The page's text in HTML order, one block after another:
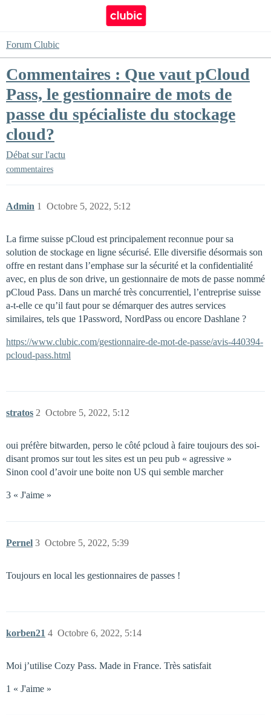
Forum Clubic
Commentaires : Que vaut pCloud
Pass, le gestionnaire de mots de
passe du spécialiste du stockage
cloud?
Débat sur l'actu
commentaires
Admin Octobre 5, 2022, 5:12
1
La firme suisse pCloud est principalement reconnue pour sa
solution de stockage en ligne sécurisé. Elle diversifie désormais son
offre en restant dans l’emphase sur la sécurité et la confidentialité
avec, en plus de son drive, un gestionnaire de mots de passe nommé
pCloud Pass. Dans un marché très concurrentiel, l’entreprise suisse
a-t-elle ce qu’il faut pour se démarquer des autres services
similaires, tels que 1Password, NordPass ou encore Dashlane ?
https://www.clubic.com/gestionnaire-de-mot-de-passe/avis-440394-
pcloud-pass.html
stratos Octobre 5, 2022, 5:12
2
oui préfère bitwarden, perso le côté pcloud à faire toujours des soi-
disant promos sur tout les sites est un peu pub « agressive »
Sinon cool d’avoir une boite non US qui semble marcher
3 « J'aime »
Pernel Octobre 5, 2022, 5:39
3
Toujours en local les gestionnaires de passes !
korben21 Octobre 6, 2022, 5:14
4
Moi j’utilise Cozy Pass. Made in France. Très satisfait
1 « J'aime »